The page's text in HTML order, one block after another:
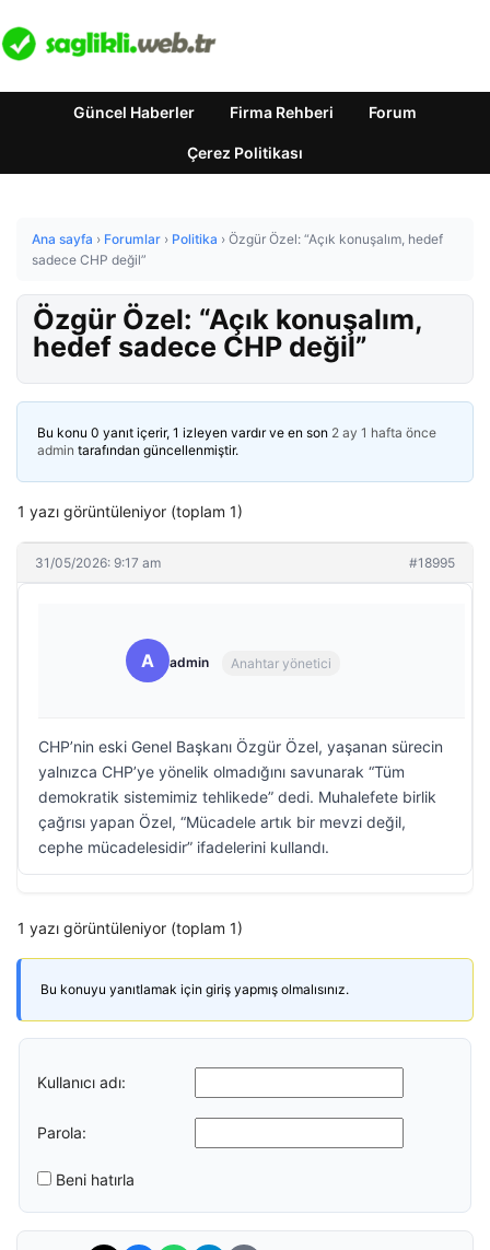
Güncel Haberler Firma Rehberi Forum
Çerez Politikası
Ana sayfa › Forumlar › Politika › Özgür Özel: “Açık konuşalım, hedef
sadece CHP değil”
Özgür Özel: “Açık konuşalım,
hedef sadece CHP değil”
Bu konu 0 yanıt içerir, 1 izleyen vardır ve en son 2 ay 1 hafta önce
admin tarafından güncellenmiştir.
1 yazı görüntüleniyor (toplam 1)
31/05/2026: 9:17 am #18995
A admin Anahtar yönetici
CHP’nin eski Genel Başkanı Özgür Özel, yaşanan sürecin
yalnızca CHP’ye yönelik olmadığını savunarak “Tüm
demokratik sistemimiz tehlikede” dedi. Muhalefete birlik
çağrısı yapan Özel, “Mücadele artık bir mevzi değil,
cephe mücadelesidir” ifadelerini kullandı.
1 yazı görüntüleniyor (toplam 1)
Bu konuyu yanıtlamak için giriş yapmış olmalısınız.
Kullanıcı adı:
Parola:
Beni hatırla